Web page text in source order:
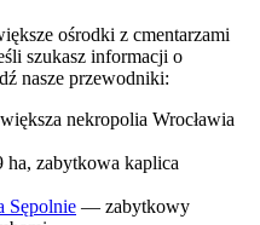
ośrodki z cmentarzami
szukasz informacji o
nasze przewodniki:
nekropolia Wrocławia
zabytkowa kaplica
Sępolnie — zabytkowy